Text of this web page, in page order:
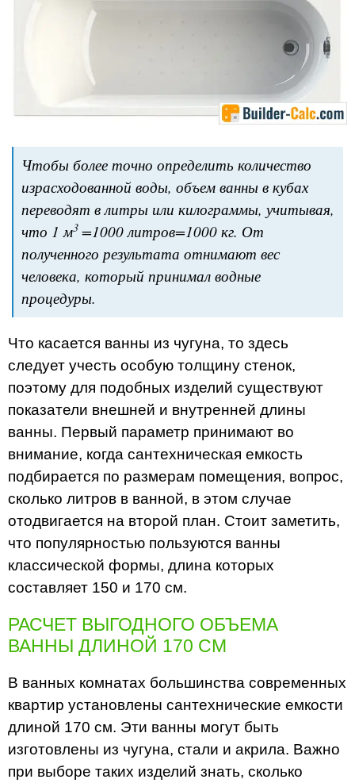
Чтобы более точно определить количество
израсходованной воды, объем ванны в кубах
переводят в литры или килограммы, учитывая,
что 1 м3 =1000 литров=1000 кг. От
полученного результата отнимают вес
человека, который принимал водные
процедуры.
Что касается ванны из чугуна, то здесь
следует учесть особую толщину стенок,
поэтому для подобных изделий существуют
показатели внешней и внутренней длины
ванны. Первый параметр принимают во
внимание, когда сантехническая емкость
подбирается по размерам помещения, вопрос,
сколько литров в ванной, в этом случае
отодвигается на второй план. Стоит заметить,
что популярностью пользуются ванны
классической формы, длина которых
составляет 150 и 170 см.
РАСЧЕТ ВЫГОДНОГО ОБЪЕМА
ВАННЫ ДЛИНОЙ 170 СМ
В ванных комнатах большинства современных
квартир установлены сантехнические емкости
длиной 170 см. Эти ванны могут быть
изготовлены из чугуна, стали и акрила. Важно
при выборе таких изделий знать, сколько